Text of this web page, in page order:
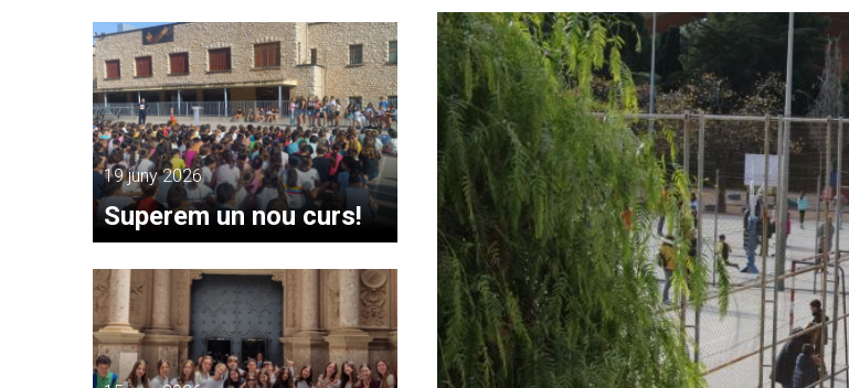
19 juny 2026
Superem un nou curs!